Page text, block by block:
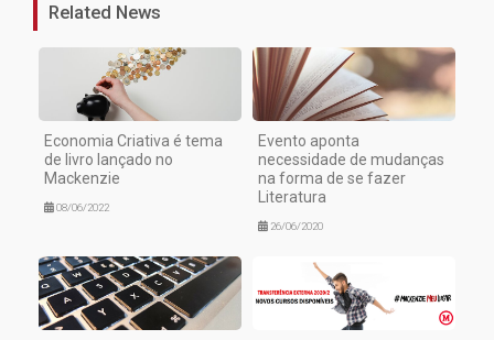
Related News
Economia Criativa é tema
de livro lançado no
Mackenzie
08/06/2022
Evento aponta
necessidade de mudanças
na forma de se fazer
Literatura
26/06/2020